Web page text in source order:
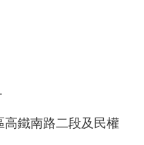
鐵南路二段及民權